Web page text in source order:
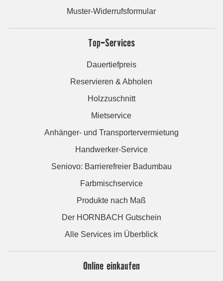
Muster-Widerrufsformular
Top-Services
Dauertiefpreis
Reservieren & Abholen
Holzzuschnitt
Mietservice
Anhänger- und Transportervermietung
Handwerker-Service
Seniovo: Barrierefreier Badumbau
Farbmischservice
Produkte nach Maß
Der HORNBACH Gutschein
Alle Services im Überblick
Online einkaufen